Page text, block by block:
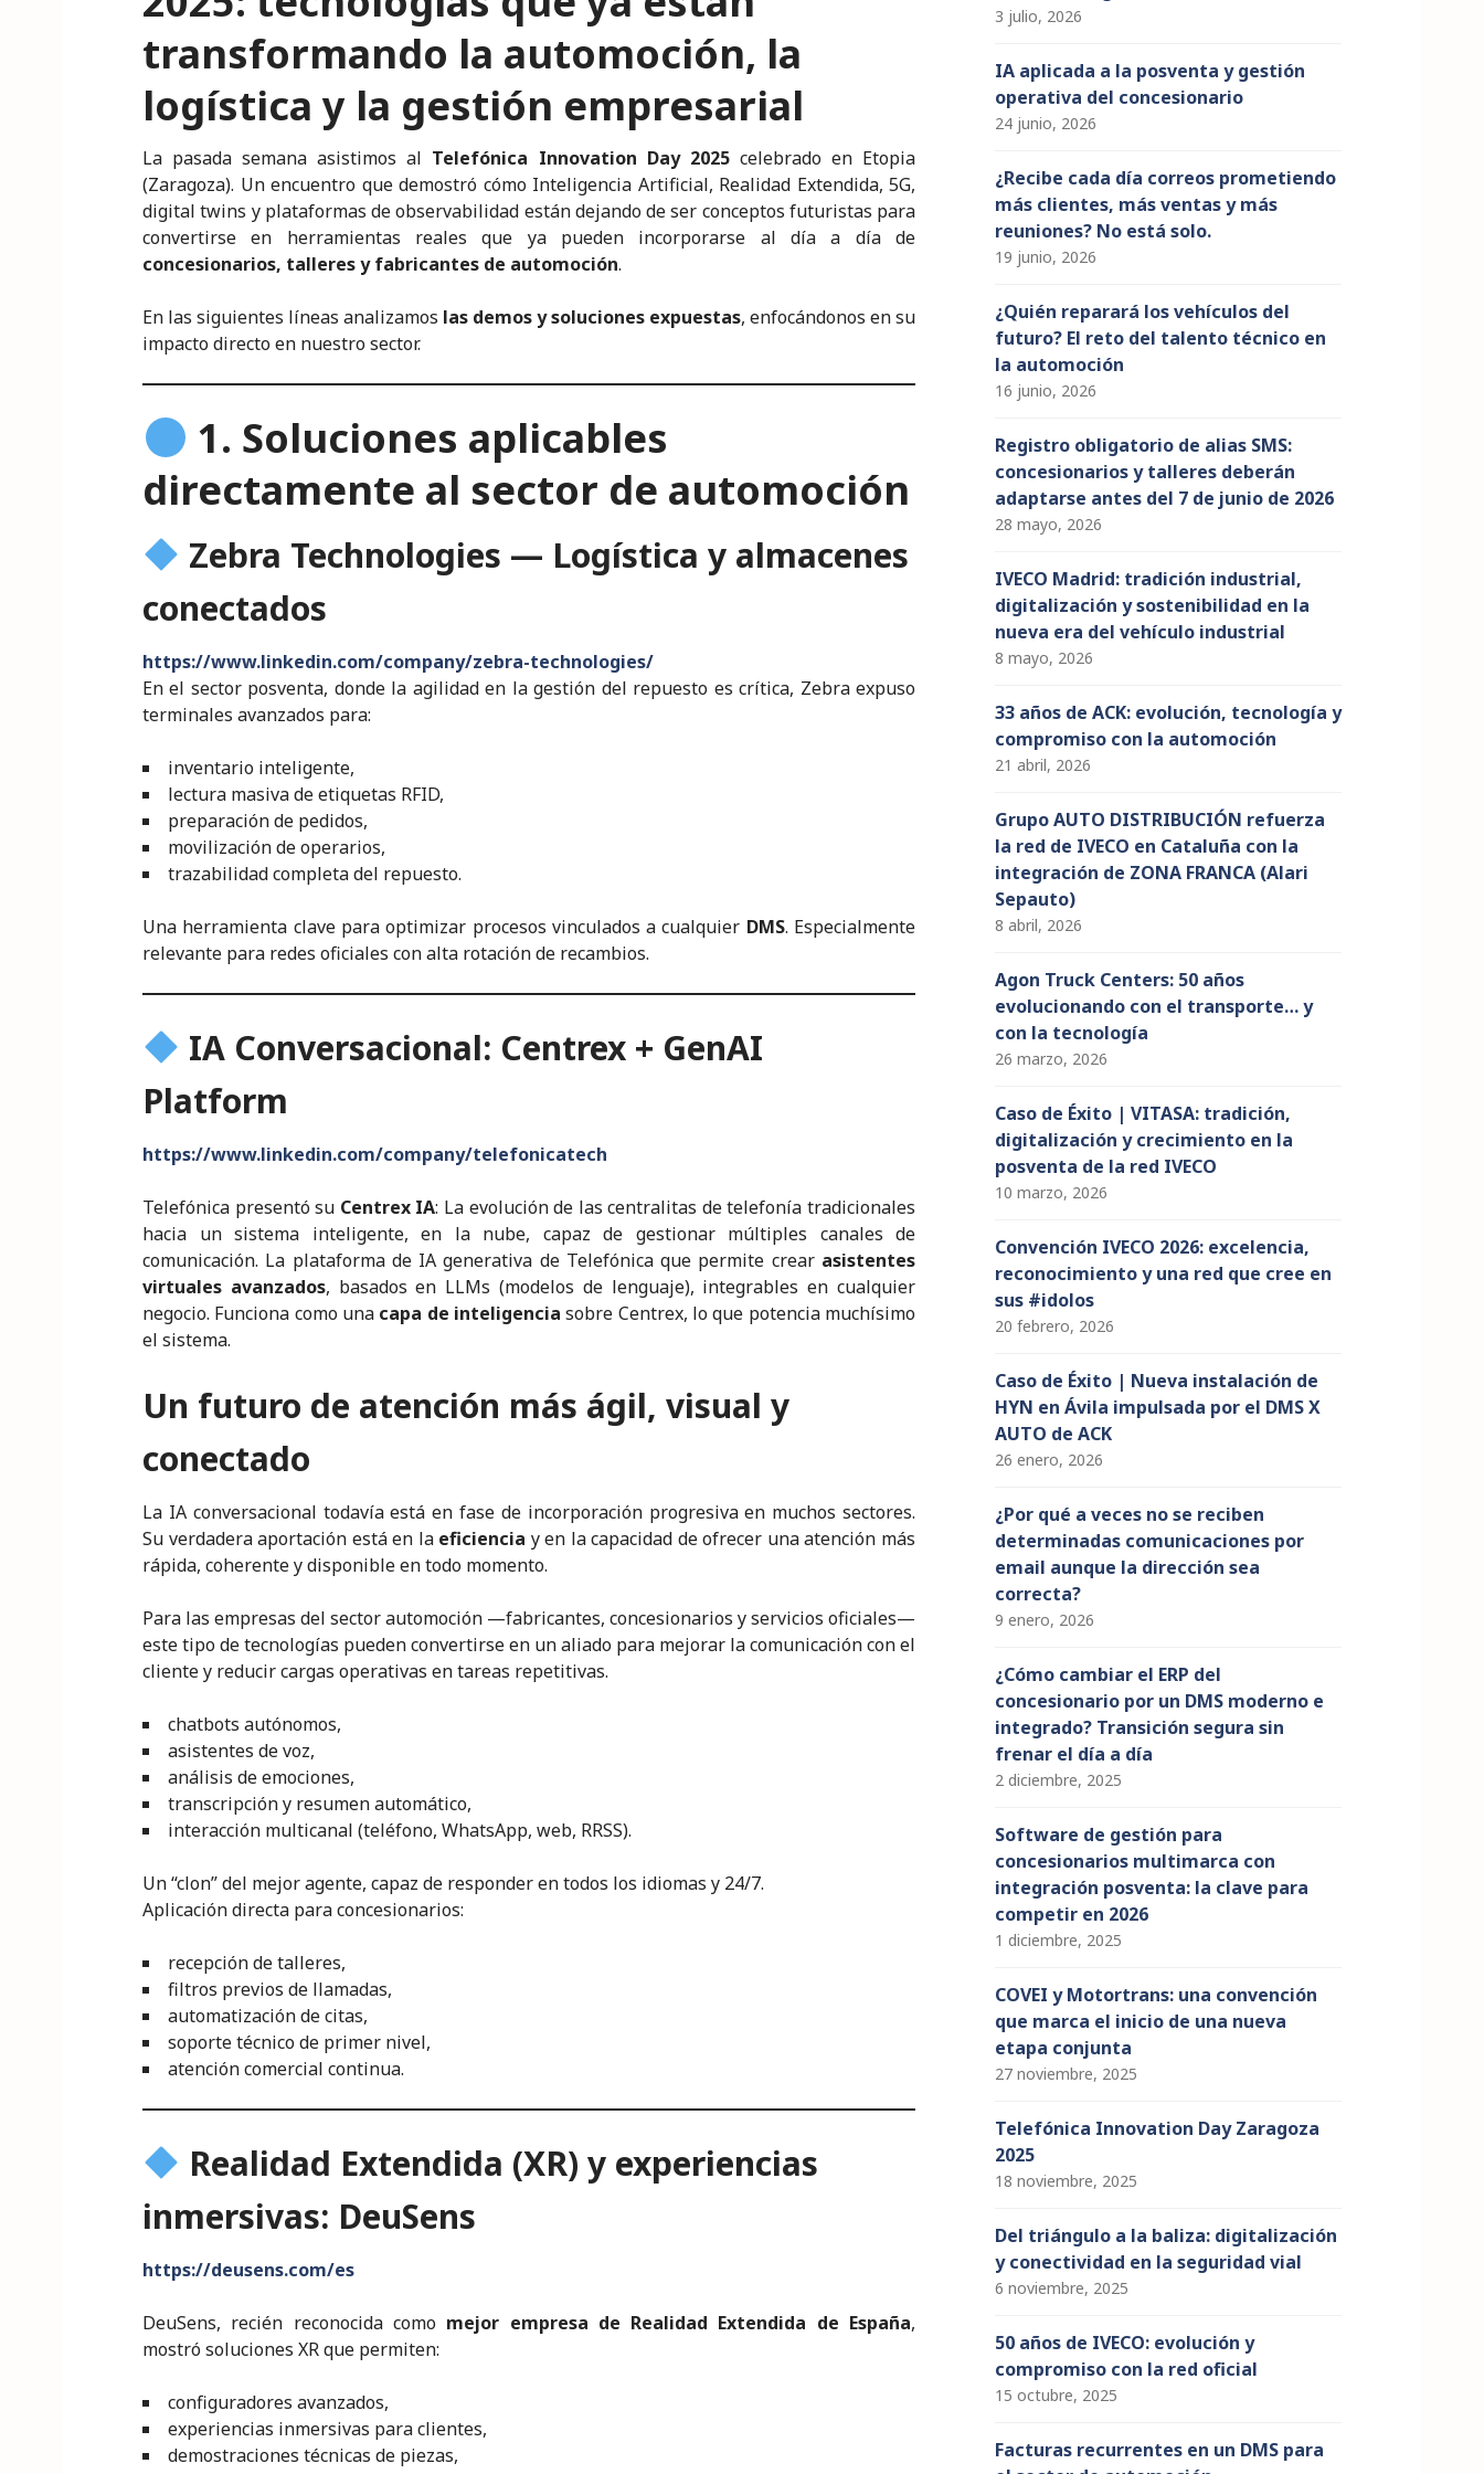
dI
n
b
o
o
k
r A
p
p
e
transformando la automoción, la
logística y la gestión empresarial
La pasada semana asistimos al Telefónica Innovation Day 2025celebrado en Etopia
(Zaragoza). Un encuentro que demostró cómo Inteligencia Artificial, Realidad Extendida, 5G,
digital twins y plataformas de observabilidad están dejando de ser conceptos futuristas para
convertirse en herramientas reales que ya pueden incorporarse al día a día de
concesionarios, talleres y fabricantes de automoción.
En las siguientes líneas analizamos las demos y soluciones expuestas, enfocándonos en su
impacto directo en nuestro sector.
1. Soluciones aplicables
directamente al sector de automoción
Zebra Technologies — Logística y almacenes
conectados
https://www.linkedin.com/company/zebra-technologies/
En el sector posventa, donde la agilidad en la gestión del repuesto es crítica, Zebra expuso
terminales avanzados para:
inventario inteligente,
lectura masiva de etiquetas RFID,
preparación de pedidos,
movilización de operarios,
trazabilidad completa del repuesto.
Una herramienta clave para optimizar procesos vinculados a cualquier DMS. Especialmente
relevante para redes oficiales con alta rotación de recambios.
IA Conversacional: Centrex + GenAI
Platform
https://www.linkedin.com/company/telefonicatech
Telefónica presentó su Centrex IA: La evolución de las centralitas de telefonía tradicionales
hacia un sistema inteligente, en la nube, capaz de gestionar múltiples canales de
comunicación. La plataforma de IA generativa de Telefónica que permite crear asistentes
virtuales avanzados, basados en LLMs (modelos de lenguaje), integrables en cualquier
negocio. Funciona como una capa de inteligencia sobre Centrex, lo que potencia muchísimo
el sistema.
Un futuro de atención más ágil, visual y
conectado
La IA conversacional todavía está en fase de incorporación progresiva en muchos sectores.
Su verdadera aportación está en la eficiencia y en la capacidad de ofrecer una atención más
rápida, coherente y disponible en todo momento.
Para las empresas del sector automoción —fabricantes, concesionarios y servicios oficiales—
este tipo de tecnologías pueden convertirse en un aliado para mejorar la comunicación con el
cliente y reducir cargas operativas en tareas repetitivas.
chatbots autónomos,
asistentes de voz,
análisis de emociones,
transcripción y resumen automático,
interacción multicanal (teléfono, WhatsApp, web, RRSS).
Un “clon” del mejor agente, capaz de responder en todos los idiomas y 24/7.
Aplicación directa para concesionarios:
recepción de talleres,
filtros previos de llamadas,
automatización de citas,
soporte técnico de primer nivel,
atención comercial continua.
Realidad Extendida (XR) y experiencias
inmersivas: DeuSens
https://deusens.com/es
DeuSens, recién reconocida como mejor empresa de Realidad Extendida de España,
mostró soluciones XR que permiten:
configuradores avanzados,
experiencias inmersivas para clientes,
demostraciones técnicas de piezas,
3 julio, 2026
IA aplicada a la posventa y gestión
operativa del concesionario
24 junio, 2026
¿Recibe cada día correos prometiendo
más clientes, más ventas y más
reuniones? No está solo.
19 junio, 2026
¿Quién reparará los vehículos del
futuro? El reto del talento técnico en
la automoción
16 junio, 2026
Registro obligatorio de alias SMS:
concesionarios y talleres deberán
adaptarse antes del 7 de junio de 2026
28 mayo, 2026
IVECO Madrid: tradición industrial,
digitalización y sostenibilidad en la
nueva era del vehículo industrial
8 mayo, 2026
33 años de ACK: evolución, tecnología y
compromiso con la automoción
21 abril, 2026
Grupo AUTO DISTRIBUCIÓN refuerza
la red de IVECO en Cataluña con la
integración de ZONA FRANCA (Alari
Sepauto)
8 abril, 2026
Agon Truck Centers: 50 años
evolucionando con el transporte… y
con la tecnología
26 marzo, 2026
Caso de Éxito | VITASA: tradición,
digitalización y crecimiento en la
posventa de la red IVECO
10 marzo, 2026
Convención IVECO 2026: excelencia,
reconocimiento y una red que cree en
sus #idolos
20 febrero, 2026
Caso de Éxito | Nueva instalación de
HYN en Ávila impulsada por el DMS X
AUTO de ACK
26 enero, 2026
¿Por qué a veces no se reciben
determinadas comunicaciones por
email aunque la dirección sea
correcta?
9 enero, 2026
¿Cómo cambiar el ERP del
concesionario por un DMS moderno e
integrado? Transición segura sin
frenar el día a día
2 diciembre, 2025
Software de gestión para
concesionarios multimarca con
integración posventa: la clave para
competir en 2026
1 diciembre, 2025
COVEI y Motortrans: una convención
que marca el inicio de una nueva
etapa conjunta
27 noviembre, 2025
Telefónica Innovation Day Zaragoza
2025
18 noviembre, 2025
Del triángulo a la baliza: digitalización
y conectividad en la seguridad vial
6 noviembre, 2025
50 años de IVECO: evolución y
compromiso con la red oficial
15 octubre, 2025
Facturas recurrentes en un DMS para